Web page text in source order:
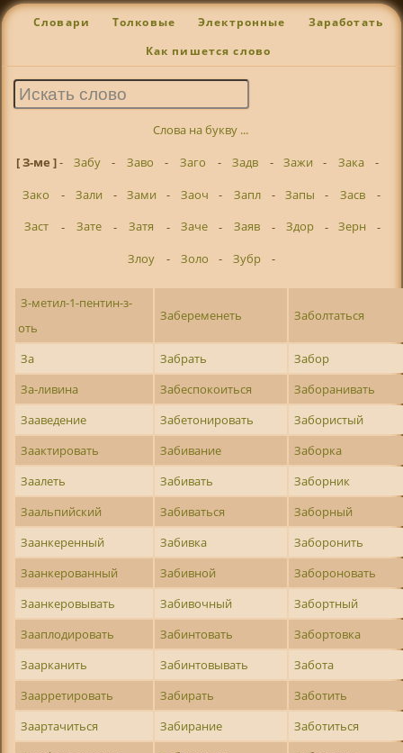
Словари Толковые Электронные Заработать
Как пишется слово
Слова на букву ...
[ З-ме ]- Забу - Заво - Заго - Задв - Зажи - Зака
-
Зако
- Зали - Зами - Заоч - Запл - Запы - Засв
-
Заст
- Зате - Затя - Заче - Заяв - Здор - Зерн
-
Злоу
- Золо - Зубр -
З-метил-1-пентин-з-
оть
Забеременеть Заболтаться
За Забрать
Забор
За-ливина
Забеспокоиться
Заборанивать
Зааведение
Забетонировать
Забористый
Заактировать
Забивание
Заборка
Заалеть
Забивать
Заборник
Заальпийский
Забиваться
Заборный
Заанкеренный
Забивка
Заборонить
Заанкерованный
Забивной
Забороновать
Заанкеровывать
Забивочный
Забортный
Зааплодировать
Забинтовать
Забортовка
Заарканить
Забинтовывать
Забота
Заарретировать
Забирать
Заботить
Заартачиться
Забирание
Заботиться